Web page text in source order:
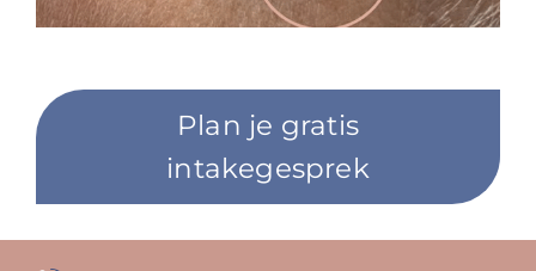
Plan je gratis
intakegesprek